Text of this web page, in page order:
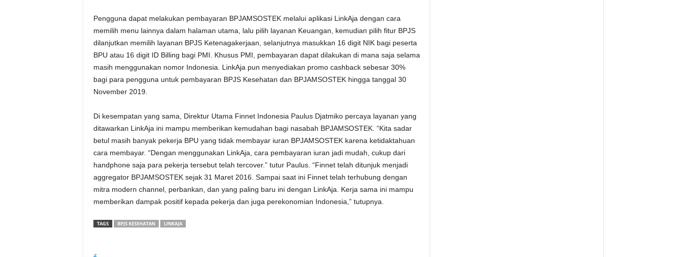
Pengguna dapat melakukan pembayaran BPJAMSOSTEK melalui aplikasi LinkAja dengan cara
memilih menu lainnya dalam halaman utama, lalu pilih layanan Keuangan, kemudian pilih fitur BPJS
dilanjutkan memilih layanan BPJS Ketenagakerjaan, selanjutnya masukkan 16 digit NIK bagi peserta
BPU atau 16 digit ID Billing bagi PMI. Khusus PMI, pembayaran dapat dilakukan di mana saja selama
masih menggunakan nomor Indonesia. LinkAja pun menyediakan promo cashback sebesar 30%
bagi para pengguna untuk pembayaran BPJS Kesehatan dan BPJAMSOSTEK hingga tanggal 30
November 2019.
Di kesempatan yang sama, Direktur Utama Finnet Indonesia Paulus Djatmiko percaya layanan yang
ditawarkan LinkAja ini mampu memberikan kemudahan bagi nasabah BPJAMSOSTEK. “Kita sadar
betul masih banyak pekerja BPU yang tidak membayar iuran BPJAMSOSTEK karena ketidaktahuan
cara membayar. “Dengan menggunakan LinkAja, cara pembayaran iuran jadi mudah, cukup dari
handphone saja para pekerja tersebut telah tercover.” tutur Paulus. “Finnet telah ditunjuk menjadi
aggregator BPJAMSOSTEK sejak 31 Maret 2016. Sampai saat ini Finnet telah terhubung dengan
mitra modern channel, perbankan, dan yang paling baru ini dengan LinkAja. Kerja sama ini mampu
memberikan dampak positif kepada pekerja dan juga perekonomian Indonesia,” tutupnya.
TAGS BPJS KESEHATAN LINKAJA